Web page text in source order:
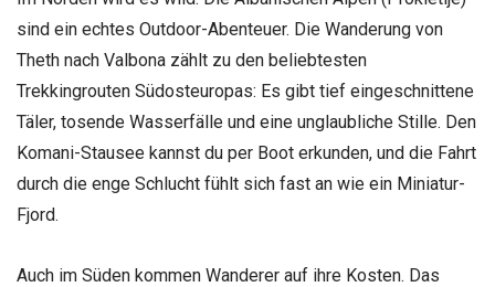
sind ein echtes Outdoor-Abenteuer. Die Wanderung von
Theth nach Valbona zählt zu den beliebtesten
Trekkingrouten Südosteuropas: Es gibt tief eingeschnittene
Täler, tosende Wasserfälle und eine unglaubliche Stille. Den
Komani-Stausee kannst du per Boot erkunden, und die Fahrt
durch die enge Schlucht fühlt sich fast an wie ein Miniatur-
Fjord.
Auch im Süden kommen Wanderer auf ihre Kosten. Das